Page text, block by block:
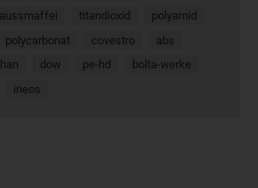
titandioxid
polyamid
polycarbonat covestro
abs
dow pe-hd
bolta-werke
ineos